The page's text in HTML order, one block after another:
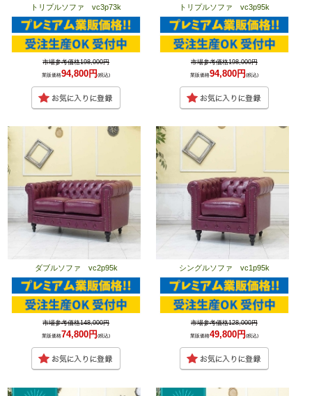
トリプルソファ vc3p73k
市場参考価格198,000円
業販価格94,800円(税込)
トリプルソファ vc3p95k
市場参考価格198,000円
業販価格94,800円(税込)
ダブルソファ vc2p95k
市場参考価格148,000円
業販価格74,800円(税込)
シングルソファ vc1p95k
市場参考価格128,000円
業販価格49,800円(税込)